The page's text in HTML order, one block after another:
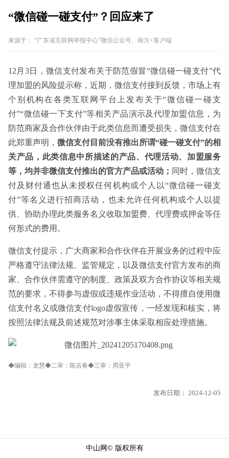
“微信碰一碰支付”？回应来了
来源于： “广东省互联网举报中心”微信公众号、南方+客户端
12月3日，微信支付发布关于防范假冒“微信碰一碰支付”代
理加盟的风险提示称，近期，微信支付接到反馈，市场上有
个别机构在各类互联网平台上发布关于“微信碰一碰支
付”“微信碰一下支付”等相关产品演示及代理加盟信息，为
防范商家及合作伙伴由于此类信息而遭受损失，微信支付在
此郑重声明， 微信支付目前没有推出所谓“碰一碰支付”的相
关产品，此类信息中所描述的产品、代理活动、加盟服务
等，均并非微信支付推出的官方产品或活动； 同时，微信支
付及财付通也从未授权任何机构或个人以“微信碰一碰支
付”等名义进行招商活动，也未允许任何机构或个人以提
供、协助办理此类服务名义收取加盟费、代理费或押金等任
何形式的费用。
微信支付提示，广大商家和合作伙伴在开展业务的过程中应
严格遵守法律法规、监管规定，以及微信支付官方发布的商
家、合作伙伴需遵守的制度、政策及双方合作协议等相关规
范的要求，不得参与虚假或违规作业活动，不得擅自使用微
信支付名义或微信支付logo虚假宣传，一经发现和核实，将
按照法律法规及前述规范对涉事主体采取相应处理措施。
◆编辑：龙慧◆二审：陈吉春◆三审：周亚平
发布日期： 2024-12-05
中山网© 版权所有